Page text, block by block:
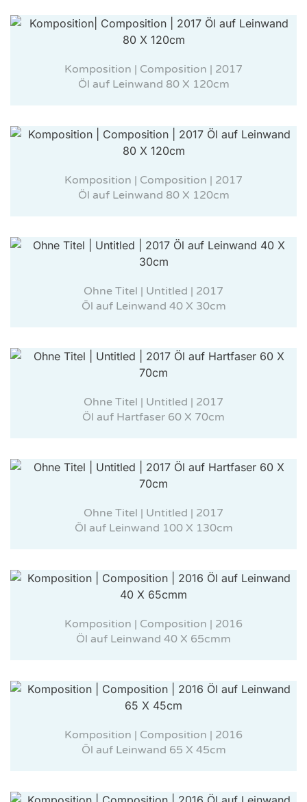
Komposition | Composition | 2017
Öl auf Leinwand 80 X 120cm
Komposition | Composition | 2017
Öl auf Leinwand 80 X 120cm
Ohne Titel | Untitled | 2017
Öl auf Leinwand 40 X 30cm
Ohne Titel | Untitled | 2017
Öl auf Hartfaser 60 X 70cm
Ohne Titel | Untitled | 2017
Öl auf Leinwand 100 X 130cm
Komposition | Composition | 2016
Öl auf Leinwand 40 X 65cmm
Komposition | Composition | 2016
Öl auf Leinwand 65 X 45cm